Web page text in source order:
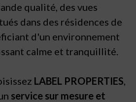
qualité, des vues
dans des résidences de
d'un environnement
calme et tranquillité.
LABEL PROPERTIES,
service sur mesure et